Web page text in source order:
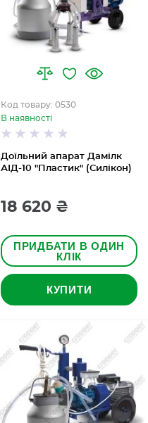
Доїльний апарат Дамілк
АІД-10 "Пластик" (Силікон)
Код товару: 0530
В наявності
18 620 ₴
ПРИДБАТИ В ОДИН
КЛІК
КУПИТИ